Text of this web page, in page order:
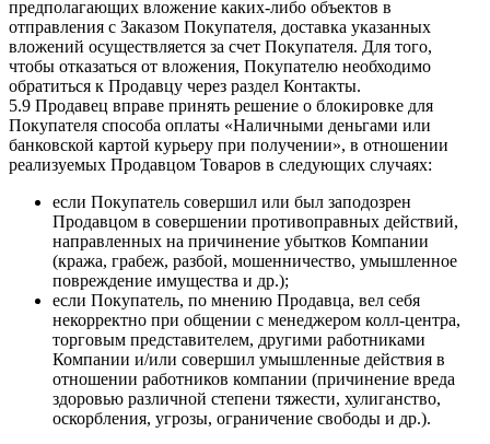
предполагающих вложение каких-либо объектов в
отправления с Заказом Покупателя, доставка указанных
вложений осуществляется за счет Покупателя. Для того,
чтобы отказаться от вложения, Покупателю необходимо
обратиться к Продавцу через раздел Контакты.
5.9 Продавец вправе принять решение о блокировке для
Покупателя способа оплаты «Наличными деньгами или
банковской картой курьеру при получении», в отношении
реализуемых Продавцом Товаров в следующих случаях:
если Покупатель совершил или был заподозрен
Продавцом в совершении противоправных действий,
направленных на причинение убытков Компании
(кража, грабеж, разбой, мошенничество, умышленное
повреждение имущества и др.);
если Покупатель, по мнению Продавца, вел себя
некорректно при общении с менеджером колл-центра,
торговым представителем, другими работниками
Компании и/или совершил умышленные действия в
отношении работников компании (причинение вреда
здоровью различной степени тяжести, хулиганство,
оскорбления, угрозы, ограничение свободы и др.).